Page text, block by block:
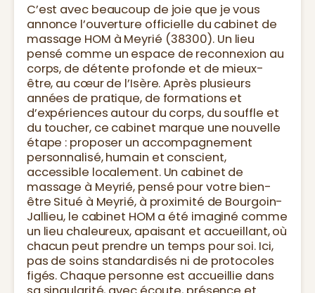
C’est avec beaucoup de joie que je vous
annonce l’ouverture officielle du cabinet de
massage HOM à Meyrié (38300). Un lieu
pensé comme un espace de reconnexion au
corps, de détente profonde et de mieux-
être, au cœur de l’Isère. Après plusieurs
années de pratique, de formations et
d’expériences autour du corps, du souffle et
du toucher, ce cabinet marque une nouvelle
étape : proposer un accompagnement
personnalisé, humain et conscient,
accessible localement. Un cabinet de
massage à Meyrié, pensé pour votre bien-
être Situé à Meyrié, à proximité de Bourgoin-
Jallieu, le cabinet HOM a été imaginé comme
un lieu chaleureux, apaisant et accueillant, où
chacun peut prendre un temps pour soi. Ici,
pas de soins standardisés ni de protocoles
figés. Chaque personne est accueillie dans